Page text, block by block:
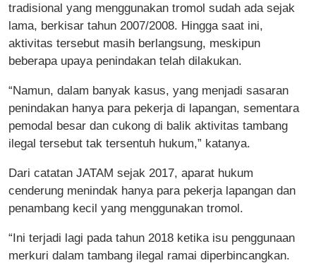
tradisional yang menggunakan tromol sudah ada sejak
lama, berkisar tahun 2007/2008. Hingga saat ini,
aktivitas tersebut masih berlangsung, meskipun
beberapa upaya penindakan telah dilakukan.
“Namun, dalam banyak kasus, yang menjadi sasaran
penindakan hanya para pekerja di lapangan, sementara
pemodal besar dan cukong di balik aktivitas tambang
ilegal tersebut tak tersentuh hukum,” katanya.
Dari catatan JATAM sejak 2017, aparat hukum
cenderung menindak hanya para pekerja lapangan dan
penambang kecil yang menggunakan tromol.
“Ini terjadi lagi pada tahun 2018 ketika isu penggunaan
merkuri dalam tambang ilegal ramai diperbincangkan.